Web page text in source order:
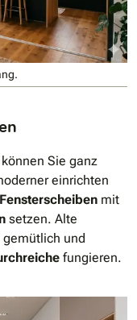
Sie ganz
einrichten
mit
setzen. Alte
gemütlich und
fungieren.